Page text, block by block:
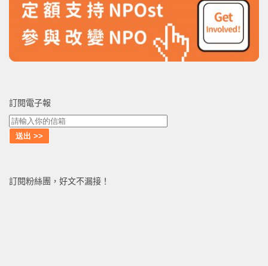
訂閱電子報
訂閱粉絲團，好文不漏接！